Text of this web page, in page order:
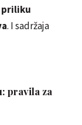
. I sadržaja
pravila za